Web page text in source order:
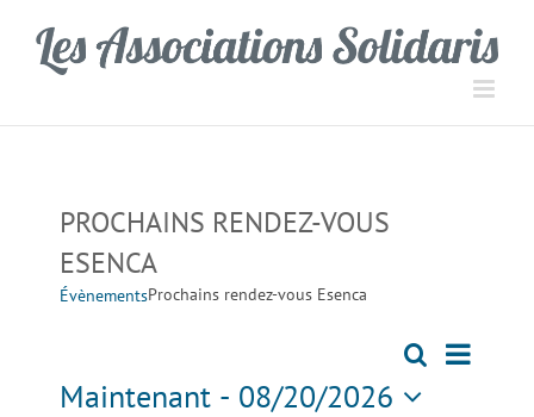
contenu
PROCHAINS RENDEZ-VOUS
ESENCA
ÉvènementsProchains rendez-vous Esenca
Recherche
Recherche
Liste
Maintenant - 08/20/2026